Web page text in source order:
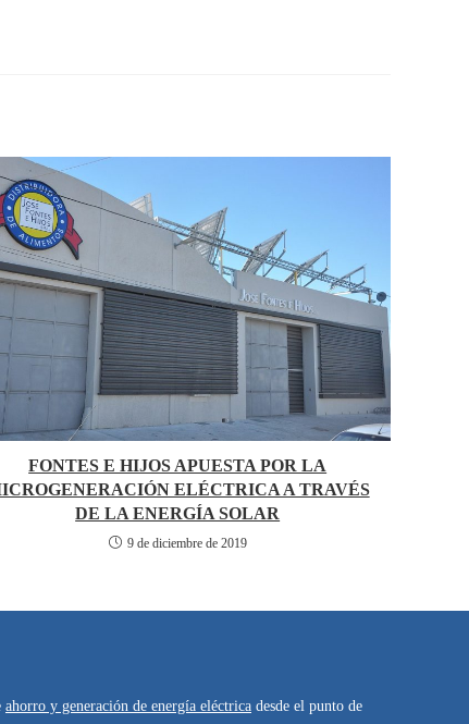
FONTES E HIJOS APUESTA POR LA
ELÉCTRICA A TRAVÉS
DE LA ENERGÍA SOLAR
9 de diciembre de 2019
ahorro y generación de energía eléctrica desde el punto de